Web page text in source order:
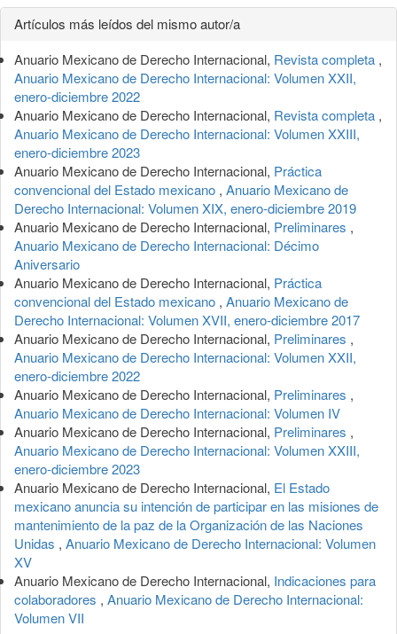
Detalles
del
artículo
Artículos más leídos del mismo autor/a
Anuario Mexicano de Derecho Internacional, Revista completa ,
Anuario Mexicano de Derecho Internacional: Volumen XXII,
enero-diciembre 2022
Anuario Mexicano de Derecho Internacional, Revista completa ,
Anuario Mexicano de Derecho Internacional: Volumen XXIII,
enero-diciembre 2023
Anuario Mexicano de Derecho Internacional, Práctica
convencional del Estado mexicano , Anuario Mexicano de
Derecho Internacional: Volumen XIX, enero-diciembre 2019
Anuario Mexicano de Derecho Internacional, Preliminares ,
Anuario Mexicano de Derecho Internacional: Décimo
Aniversario
Anuario Mexicano de Derecho Internacional, Práctica
convencional del Estado mexicano , Anuario Mexicano de
Derecho Internacional: Volumen XVII, enero-diciembre 2017
Anuario Mexicano de Derecho Internacional, Preliminares ,
Anuario Mexicano de Derecho Internacional: Volumen XXII,
enero-diciembre 2022
Anuario Mexicano de Derecho Internacional, Preliminares ,
Anuario Mexicano de Derecho Internacional: Volumen IV
Anuario Mexicano de Derecho Internacional, Preliminares ,
Anuario Mexicano de Derecho Internacional: Volumen XXIII,
enero-diciembre 2023
Anuario Mexicano de Derecho Internacional, El Estado
mexicano anuncia su intención de participar en las misiones de
mantenimiento de la paz de la Organización de las Naciones
Unidas , Anuario Mexicano de Derecho Internacional: Volumen
XV
Anuario Mexicano de Derecho Internacional, Indicaciones para
colaboradores , Anuario Mexicano de Derecho Internacional:
Volumen VII